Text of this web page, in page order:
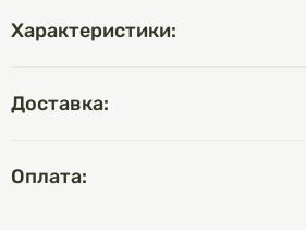
Характеристики:
Доставка:
Оплата: